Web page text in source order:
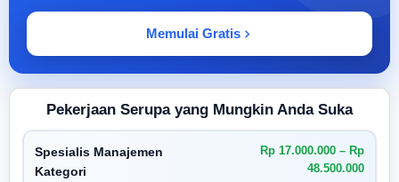
Memulai Gratis
Pekerjaan Serupa yang Mungkin Anda Suka
Spesialis Manajemen
Kategori
Rp 17.000.000 – Rp
48.500.000